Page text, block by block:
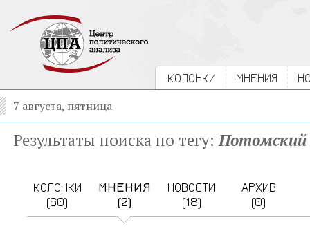
КОЛОНКИ МНЕНИЯ
7 августа, пятница
Результаты поиска по тегу:Потомский
КОЛОНКИ
(60)
МНЕНИЯ
(2)
НОВОСТИ
(18)
АРХИВ
(0)